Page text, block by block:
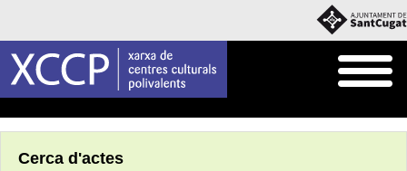
Cerca d'actes